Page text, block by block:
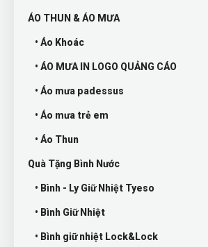
ÁO THUN & ÁO MƯA
• Áo Khoác
• ÁO MƯA IN LOGO QUẢNG CÁO
• Áo mưa padessus
• Áo mưa trẻ em
• Áo Thun
Quà Tặng Bình Nước
• Bình - Ly Giữ Nhiệt Tyeso
• Bình Giữ Nhiệt
• Bình giữ nhiệt Lock&Lock